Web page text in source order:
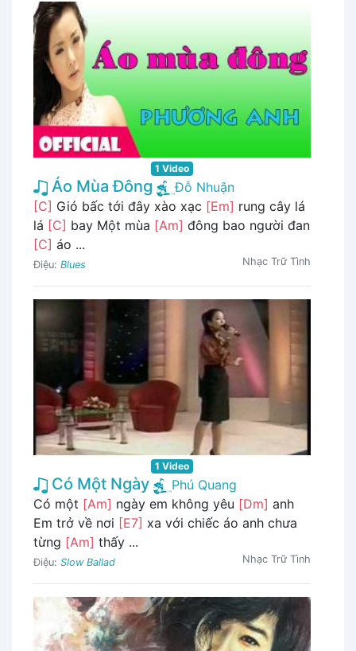
1 Video
Áo Mùa Đông
Đỗ Nhuận
[C] Gió bấc tới đây xào xạc [Em] rung cây lá
lá [C] bay Một mùa [Am] đông bao người đan
[C] áo ...
Điệu: Blues Nhạc Trữ Tình
1 Video
Có Một Ngày
Phú Quang
Có một [Am] ngày em không yêu [Dm] anh
Em trở về nơi [E7] xa với chiếc áo anh chưa
từng [Am] thấy ...
Điệu: Slow Ballad Nhạc Trữ Tình